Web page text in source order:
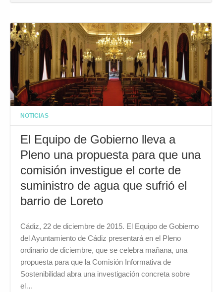
NOTICIAS
El Equipo de Gobierno lleva a
Pleno una propuesta para que una
comisión investigue el corte de
suministro de agua que sufrió el
barrio de Loreto
Cádiz, 22 de diciembre de 2015. El Equipo de Gobierno
del Ayuntamiento de Cádiz presentará en el Pleno
ordinario de diciembre, que se celebra mañana, una
propuesta para que la Comisión Informativa de
Sostenibilidad abra una investigación concreta sobre
el…